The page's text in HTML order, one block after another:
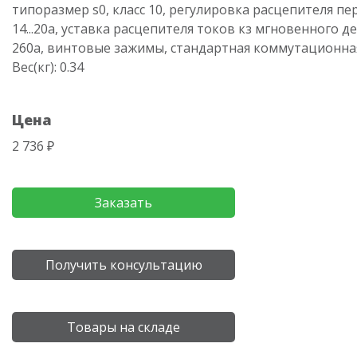
типоразмер s0, класс 10, регулировка расцепителя
14...20a, уставка расцепителя токов кз мгновенного
260a, винтовые зажимы, стандартная
Вес(кг): 0.34
Цена
2 736 ₽
Заказать
Получить консультацию
Товары на складе